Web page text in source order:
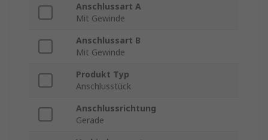
Anschlussart A
Mit Gewinde
Anschlussart B
Mit Gewinde
Produkt Typ
Anschlusstück
Anschlussrichtung
Gerade